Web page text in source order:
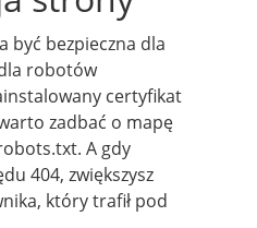
bezpieczna dla
robotów
certyfikat
zadbać o mapę
A gdy
404, zwiększysz
który trafił pod